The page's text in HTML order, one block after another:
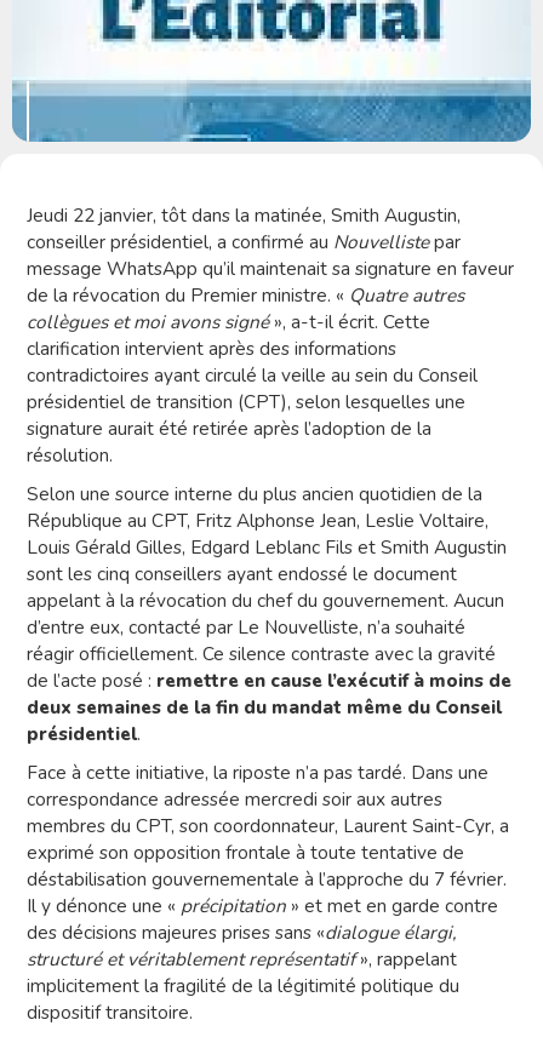
Jeudi 22 janvier, tôt dans la matinée, Smith Augustin,
conseiller présidentiel, a confirmé au Nouvellistepar
message WhatsApp qu’il maintenait sa signature en faveur
de la révocation du Premier ministre. « Quatre autres
collègues et moi avons signé», a-t-il écrit. Cette
clarification intervient après des informations
contradictoires ayant circulé la veille au sein du Conseil
présidentiel de transition (CPT), selon lesquelles une
signature aurait été retirée après l’adoption de la
résolution.
Selon une source interne du plus ancien quotidien de la
République au CPT, Fritz Alphonse Jean, Leslie Voltaire,
Louis Gérald Gilles, Edgard Leblanc Fils et Smith Augustin
sont les cinq conseillers ayant endossé le document
appelant à la révocation du chef du gouvernement. Aucun
d’entre eux, contacté par Le Nouvelliste, n’a souhaité
réagir officiellement. Ce silence contraste avec la gravité
de l’acte posé : remettre en cause l’exécutif à moins de
deux semaines de la fin du mandat même du Conseil
présidentiel.
Face à cette initiative, la riposte n’a pas tardé. Dans une
correspondance adressée mercredi soir aux autres
membres du CPT, son coordonnateur, Laurent Saint-Cyr, a
exprimé son opposition frontale à toute tentative de
déstabilisation gouvernementale à l’approche du 7 février.
Il y dénonce une « précipitation » et met en garde contre
des décisions majeures prises sans «dialogue élargi,
structuré et véritablement représentatif», rappelant
implicitement la fragilité de la légitimité politique du
dispositif transitoire.